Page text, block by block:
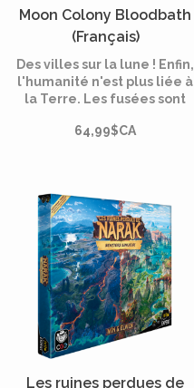
Moon Colony Bloodbath
(Français)
[PRÉCOMMANDE]
Des villes sur la lune ! Enfin,
l'humanité n'est plus liée à
la Terre. Les fusées sont
colons, les robots sont
aucune chance d'échec.
64,99$CA
Les ruines perdues de